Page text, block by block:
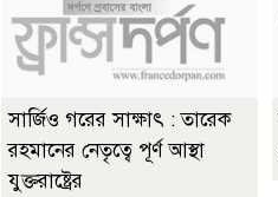
সার্জিও গরের সাক্ষাৎ : তারেক
রহমানের নেতৃত্বে পূর্ণ আস্থা
যুক্তরাষ্ট্রের